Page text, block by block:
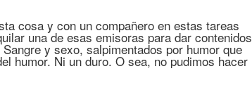
cosa y con un compañero en estas tareas
una de esas emisoras para dar contenidos
y sexo, salpimentados por humor que
humor. Ni un duro. O sea, no pudimos hacer